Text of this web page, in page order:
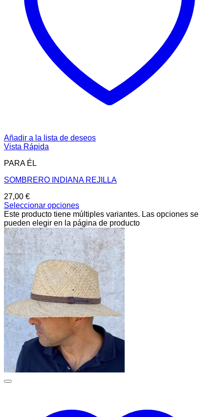
Añadir a la lista de deseos
Vista Rápida
PARA ÉL
SOMBRERO INDIANA REJILLA
27,00 €
Seleccionar opciones
Este producto tiene múltiples variantes. Las opciones se
pueden elegir en la página de producto